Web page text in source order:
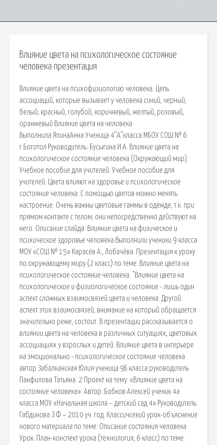
Влияние цвета на психологическое состояние
человека презентация
Влияние цвета на психофизиологию человека. Цепь
ассоциаций, которые вызывает у человека синий, черный,
белый, красный, голубой, коричневый, желтый, розовый,
оранжевый Влияние цвета на человека
Выполнила:ЯпинаАнна Ученица 4”А”класса МБОУ СОШ № 6
г.Боготол Руководитель: Бусыгина И.А. Влияние цвета на
психологическое состояние человека (Окружающий мир).
Учебное пособие для учителей. Учебное пособие для
учителей. Цвета влияют на здоровье и психологическое
состояние человека. С помощью цветов можно менять
настроение. Очень важны цветовые гаммы в одежде, т.к. при
прямом контакте с телом, они непосредственно действуют на
него. Описание слайда: Влияние цвета на физическое и
психическое здоровье человека Выполнили ученики 9 класса
МОУ «СОШ № 15» Карасёв А., Лобачёва. Презентация к уроку
по окружающему миру (2 класс) по теме: Влияние цвета на
психологическое состояние человека. "Влияние цвета на
психологическое и физиологическое состояние - лишь один
аспект сложных взаимосвязей цвета и человека. Другой
аспект этих взаимосвязей, внимание на который обращается
значительно реже, состоит. В презентации рассказывается о
влиянии цвета на человека в различных ситуациях, цветовых
ассоциациях у взрослых и детей. Влияние цвета в интерьере
на эмоционально - психологическое состояние человека
автор Забалканская Юлия ученица 9Б класса руководитель
Панфилова Татьяна. 2 Проект на тему: «Влияние цвета на
состояние человека». Автор: Бобков Алексей ученик 4а
класса МОУ «Начальная школа – детский сад 4» Руководитель:
Габдинова З.Ф – 2010 уч. год. Классичсекий урок-объяснение
нового материала по теме: Описание состояния человека
Урок. План-конспект урока (технология, 6 класс) по теме: